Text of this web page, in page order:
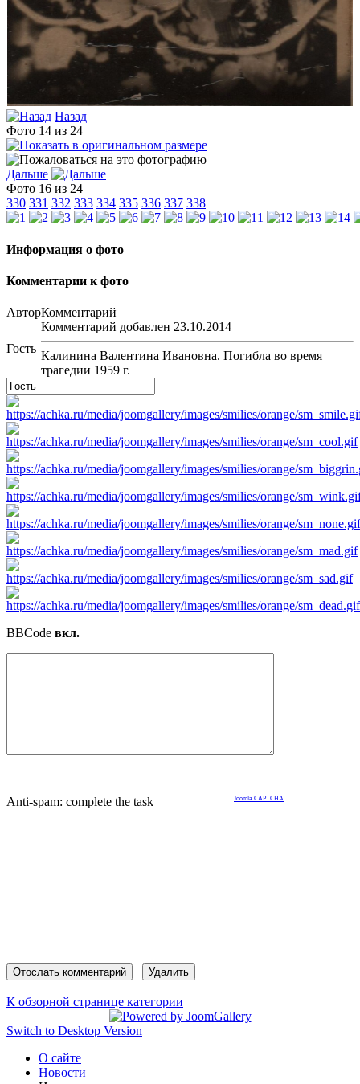
Назад
Фото 14 из 24
Дальше
Фото 16 из 24
330 331 332 333 334 335 336 337 338
Информация о фото
Комментарии к фото
АвторКомментарий
Гость
Комментарий добавлен 23.10.2014
Калинина Валентина Ивановна. Погибла во время
трагедии 1959 г.
BBCode вкл.
Anti-spam: complete the task Joomla CAPTCHA
К обзорной странице категории
Switch to Desktop Version
О сайте
Новости